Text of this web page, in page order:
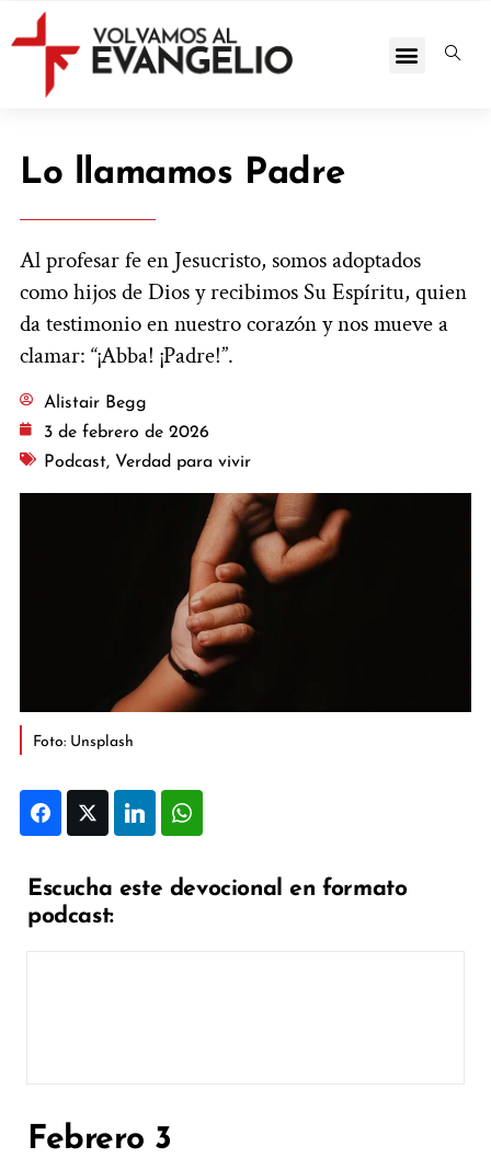
Lo llamamos Padre
Al profesar fe en Jesucristo, somos adoptados
como hijos de Dios y recibimos Su Espíritu, quien
da testimonio en nuestro corazón y nos mueve a
clamar: “¡Abba! ¡Padre!”.
Alistair Begg
3 de febrero de 2026
Podcast, Verdad para vivir
Foto: Unsplash
FacebookTwitter LinkedIn
Escucha este devocional en formato
podcast:
Febrero 3